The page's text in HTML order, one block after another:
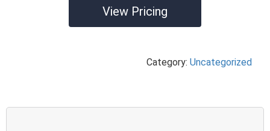
View Pricing
Category: Uncategorized